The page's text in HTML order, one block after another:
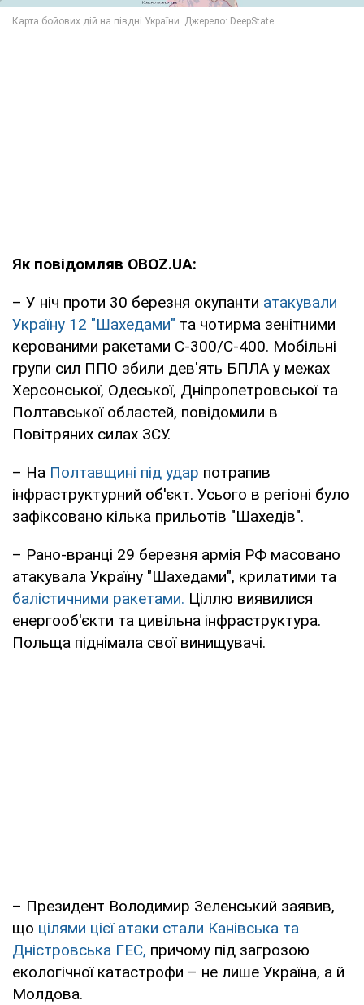
Як повідомляв OBOZ.UA:
– У ніч проти 30 березня окупанти атакували
Україну 12 "Шахедами" та чотирма зенітними
керованими ракетами С-300/С-400. Мобільні
групи сил ППО збили дев'ять БПЛА у межах
Херсонської, Одеської, Дніпропетровської та
Полтавської областей, повідомили в
Повітряних силах ЗСУ.
– На Полтавщині під удар потрапив
інфраструктурний об'єкт. Усього в регіоні було
зафіксовано кілька прильотів "Шахедів".
– Рано-вранці 29 березня армія РФ масовано
атакувала Україну "Шахедами", крилатими та
балістичними ракетами. Ціллю виявилися
енергооб'єкти та цивільна інфраструктура.
Польща піднімала свої винищувачі.
– Президент Володимир Зеленський заявив,
що цілями цієї атаки стали Канівська та
Дністровська ГЕС, причому під загрозою
екологічної катастрофи – не лише Україна, а й
Молдова.